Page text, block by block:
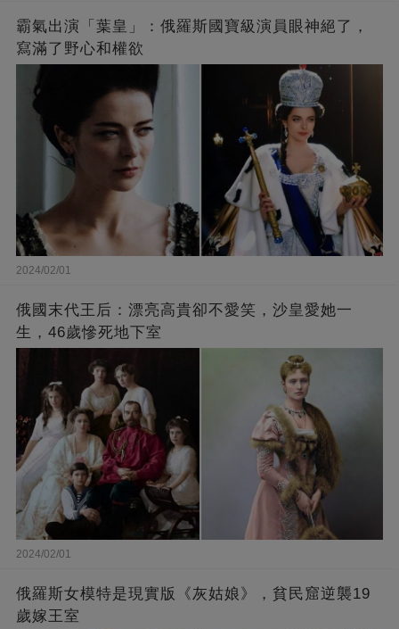
霸氣出演「葉皇」：俄羅斯國寶級演員眼神絕了，
寫滿了野心和權欲
2024/02/01
俄國末代王后：漂亮高貴卻不愛笑，沙皇愛她一
生，46歲慘死地下室
2024/02/01
俄羅斯女模特是現實版《灰姑娘》，貧民窟逆襲19
歲嫁王室